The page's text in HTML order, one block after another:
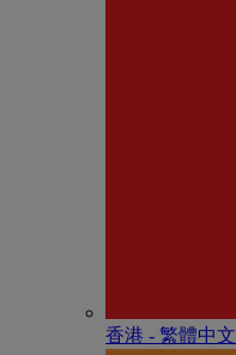
香港 - 繁體中文